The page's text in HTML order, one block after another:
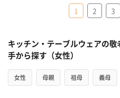
1 2 3
キッチン・テーブルウェアの
手から探す（女性）
女性 母親 祖母 義母